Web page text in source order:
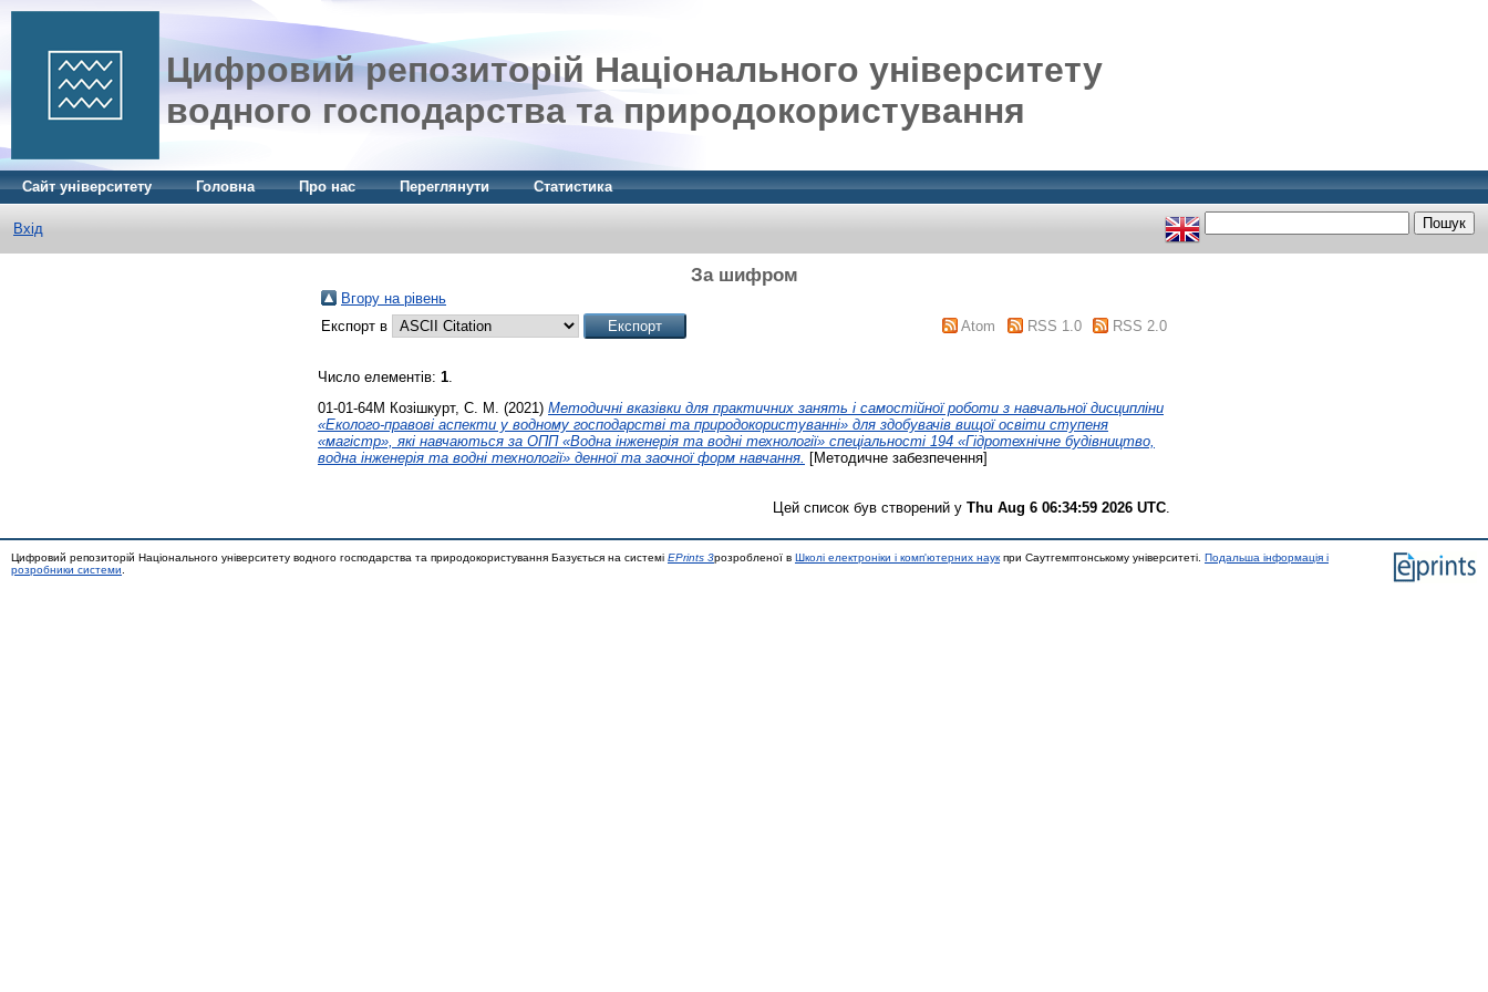
Цифровий репозиторій Національного університету
водного господарства та природокористування
Сайт університету Головна Про нас Переглянути Статистика
Вхід
За шифром
Вгору на рівень
Експорт в
Atom RSS 1.0 RSS 2.0
Число елементів: 1.
01-01-64М Козішкурт, С. М. (2021) Методичні вказівки для практичних занять і самостійної роботи з навчальної дисципліни
«Еколого-правові аспекти у водному господарстві та природокористуванні» для здобувачів вищої освіти ступеня
«магістр», які навчаються за ОПП «Водна інженерія та водні технології» спеціальності 194 «Гідротехнічне будівництво,
водна інженерія та водні технології» денної та заочної форм навчання.
[Методичне забезпечення]
Цей список був створений у Thu Aug 6 06:34:59 2026 UTC
Цифровий репозиторій Національного університету водного господарства та природокористування Базується на системі EPrints 3розробленої в Школі електроніки і комп'ютерних наук при Саутгемптонському університеті. Подальша інформація і
розробники системи